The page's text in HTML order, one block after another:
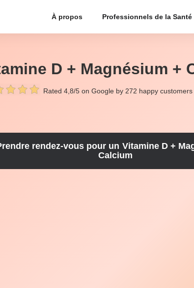
À propos Professionnels de la Santé
D + Magnésium +
Rated 4,8/5 on Google by 272 happy customers
rendez-vous pour un Vitamine D +
Calcium